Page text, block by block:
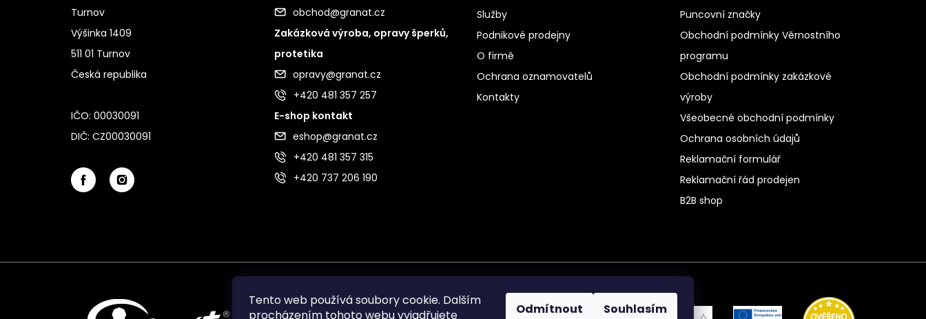
Tento web používá soubory cookie. Dalším
procházením tohoto webu vyjadřujete
Odmítnout Souhlasím
Turnov
Výšinka 1409
511 01 Turnov
Česká republika
IČO: 00030091
DIČ: CZ00030091
obchod@granat.cz
Zakázková výroba, opravy šperků,
protetika
opravy@granat.cz
+420 481 357 257
E-shop kontakt
eshop@granat.cz
+420 481 357 315
+420 737 206 190
Služby
Podnikové prodejny
O firmě
Ochrana oznamovatelů
Kontakty
Puncovní značky
Obchodní podmínky Věrnostního
programu
Obchodní podmínky zakázkové
výroby
Všeobecné obchodní podmínky
Ochrana osobních údajů
Reklamační formulář
Reklamační řád prodejen
B2B shop